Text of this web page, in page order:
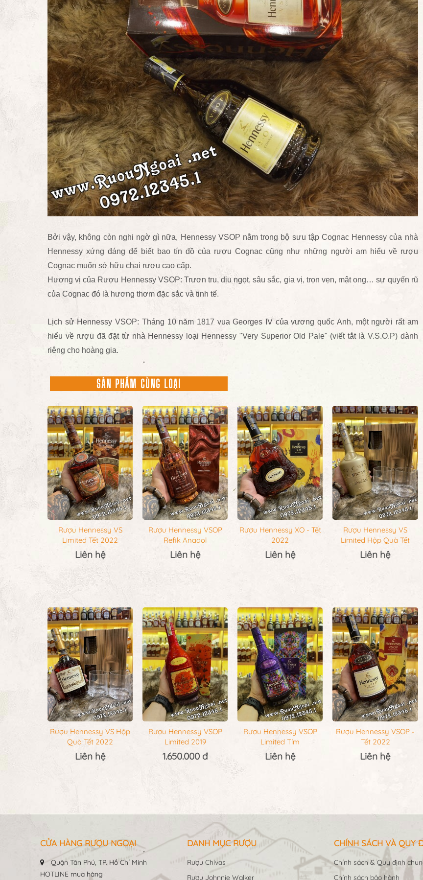
Bởi vậy, không còn nghi ngờ gì nữa, Hennessy VSOP nằm trong bộ sưu tập Cognac Hennessy của nhà
Hennessy xứng đáng để biết bao tín đồ của rượu Cognac cũng như những người am hiểu về rượu
Cognac muốn sở hữu chai rượu cao cấp.
Hương vị của Rượu Hennessy VSOP: Trươn tru, dịu ngọt, sâu sắc, gia vị, trọn vẹn, mật ong… sự quyến rũ
của Cognac đó là hương thơm đặc sắc và tinh tế.
Lịch sử Hennessy VSOP: Tháng 10 năm 1817 vua Georges IV của vương quốc Anh, một người rất am
hiểu về rượu đã đặt từ nhà Hennessy loại Hennessy "Very Superior Old Pale" (viết tắt là V.S.O.P) dành
riêng cho hoàng gia.
SẢN PHẨM CÙNG LOẠI
Rượu Hennessy VS
Limited Tết 2022
Liên hệ
Rượu Hennessy VSOP
Refik Anadol
Liên hệ
Rượu Hennessy XO - Tết
2022
Liên hệ
Rượu Hennessy VS
Limited Hộp Quà Tết
Liên hệ
Rượu Hennessy VS Hộp
Quà Tết 2022
Liên hệ
Rượu Hennessy VSOP
Limited 2019
1.650.000 đ
Rượu Hennessy VSOP
Limited Tím
Liên hệ
Rượu Hennessy VSOP -
Tết 2022
Liên hệ
CỬA HÀNG RƯỢU NGOẠI
Quận Tân Phú, TP. Hồ Chí Minh
HOTLINE mua hàng
DANH MỤC RƯỢU
Rượu Chivas
Rượu Johnnie Walker
CHÍNH SÁCH VÀ QUY
Chính sách & Quy định
Chính sách bảo hành